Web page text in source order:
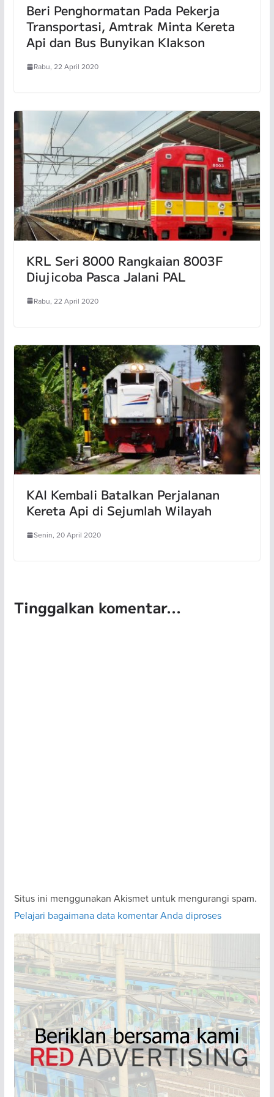
Beri Penghormatan Pada Pekerja
Transportasi, Amtrak Minta Kereta
Api dan Bus Bunyikan Klakson
Rabu, 22 April 2020
KRL Seri 8000 Rangkaian 8003F
Diujicoba Pasca Jalani PAL
Rabu, 22 April 2020
KAI Kembali Batalkan Perjalanan
Kereta Api di Sejumlah Wilayah
Senin, 20 April 2020
Tinggalkan komentar...
Situs ini menggunakan Akismet untuk mengurangi spam.
Pelajari bagaimana data komentar Anda diproses